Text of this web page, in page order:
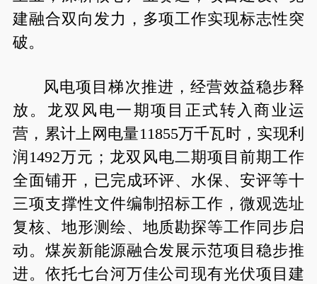
建融合双向发力，多项工作实现标志性突
破。
风电项目梯次推进，经营效益稳步释
放。龙双风电一期项目正式转入商业运
营，累计上网电量11855万千瓦时，实现利
润1492万元；龙双风电二期项目前期工作
全面铺开，已完成环评、水保、安评等十
三项支撑性文件编制招标工作，微观选址
复核、地形测绘、地质勘探等工作同步启
动。煤炭新能源融合发展示范项目稳步推
进。依托七台河万佳公司现有光伏项目建